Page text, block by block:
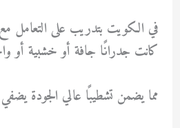
في الكويت بتدريب على التعامل
كانت جدرانًا جافة أو خشبية أو
مما يضمن تشطيبًا عالي الجودة يضفي